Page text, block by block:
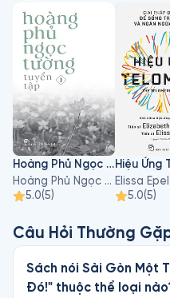
Hoàng Phủ Ngọc Tường - Tập 1
Hoàng Phủ Ngọc Tường
5.0(5)
Hiệu Ứng
5.0(5)
Câu Hỏi Thường
Sách nói Sài Gòn Một
Đó!" thuộc thể loại